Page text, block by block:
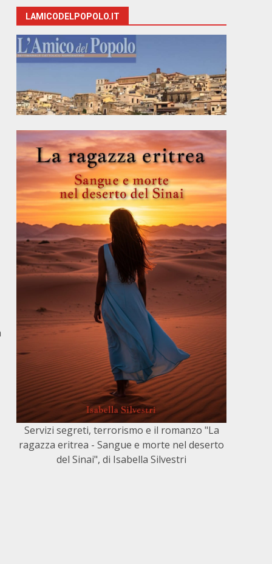
LAMICODELPOPOLO.IT
Servizi segreti, terrorismo e il romanzo "La
ragazza eritrea - Sangue e morte nel deserto
del Sinai", di Isabella Silvestri